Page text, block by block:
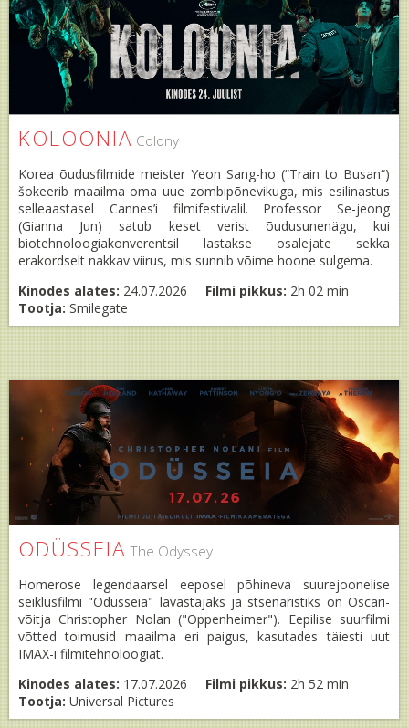
KOLOONIA Colony
Korea õudusfilmide meister Yeon Sang-ho (“Train to Busan“)
šokeerib maailma oma uue zombipõnevikuga, mis esilinastus
selleaastasel Cannes’i filmifestivalil. Professor Se-jeong
(Gianna Jun) satub keset verist õudusunenägu, kui
biotehnoloogiakonverentsil lastakse osalejate sekka
erakordselt nakkav viirus, mis sunnib võime hoone sulgema.
Kinodes alates: 24.07.2026 Filmi pikkus: 2h 02 min
Tootja: Smilegate
ODÜSSEIA The Odyssey
Homerose legendaarsel eeposel põhineva suurejoonelise
seiklusfilmi "Odüsseia" lavastajaks ja stsenaristiks on Oscari-
võitja Christopher Nolan ("Oppenheimer"). Eepilise suurfilmi
võtted toimusid maailma eri paigus, kasutades täiesti uut
IMAX-i filmitehnoloogiat.
Kinodes alates: 17.07.2026 Filmi pikkus: 2h 52 min
Tootja: Universal Pictures